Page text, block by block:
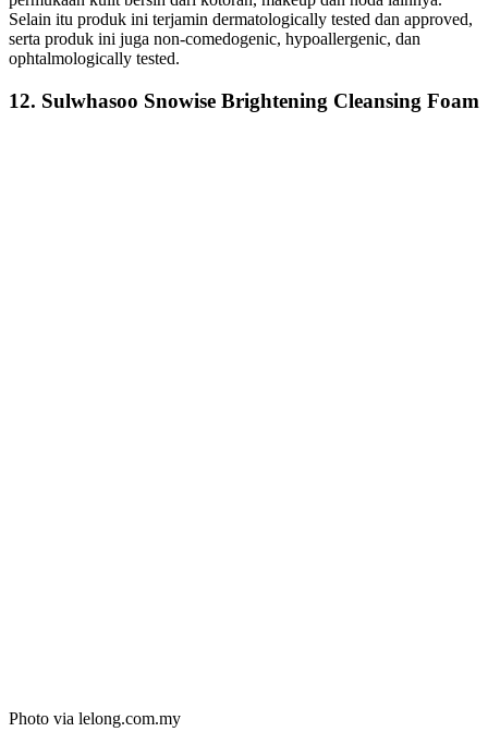
Selain itu produk ini terjamin dermatologically tested dan approved,
serta produk ini juga non-comedogenic, hypoallergenic, dan
ophtalmologically tested.
12. Sulwhasoo Snowise Brightening Cleansing Foam
Photo via lelong.com.my